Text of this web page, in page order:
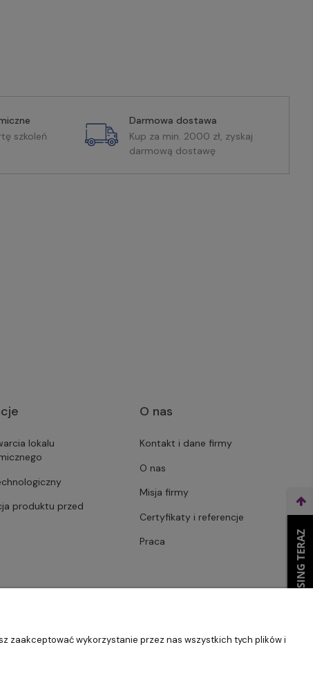
szkoleń
Darmowa dostawa
Kup za min. 2000 zł, zyskaj
darmową dostawę
lokalu
produktu przed
O nas
Kontakt i dane firmy
O nas
Misja firmy
Certyfikaty i referencje
Praca
zaakceptować wykorzystanie przez nas wszystkich tych plików i
WEŹ LEASING TERAZ